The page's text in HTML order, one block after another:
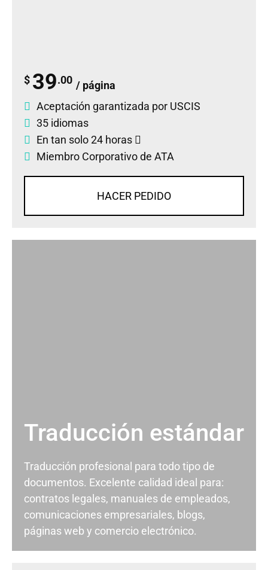
$ 39.00 / página
Aceptación garantizada por USCIS
35 idiomas
En tan solo 24 horas
Miembro Corporativo de ATA
HACER PEDIDO
Traducción estándar
Traducción profesional para todo tipo de
documentos. Excelente calidad ideal para:
contratos legales, manuales de empleados,
comunicaciones empresariales, blogs,
páginas web y comercio electrónico.